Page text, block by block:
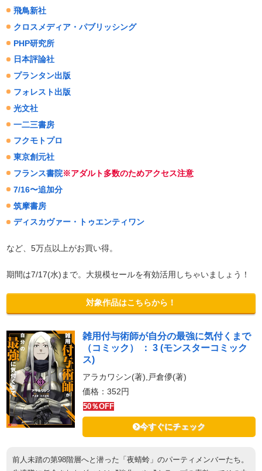
飛鳥新社
クロスメディア・パブリッシング
PHP研究所
日本評論社
プランタン出版
フォレスト出版
光文社
一二三書房
フクモトプロ
東京創元社
フランス書院※アダルト多数のためアクセス注意
7/16〜追加分
筑摩書房
ディスカヴァー・トゥエンティワン
など、5万点以上がお買い得。
期間は7/17(水)まで。大規模セールを有効活用しちゃいましょう！
対象作品はこちらから！
雑用付与術師が自分の最強に気付くまで
（コミック） ： 3 (モンスターコミック
ス)
アラカワシン(著),戸倉儚(著)
価格：352円
50％OFF
今すぐにチェック
前人未踏の第98階層へと潜った「夜蜻蛉」のパーティメンバーたち。